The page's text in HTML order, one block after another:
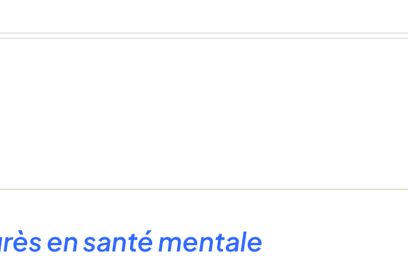
en santé mentale